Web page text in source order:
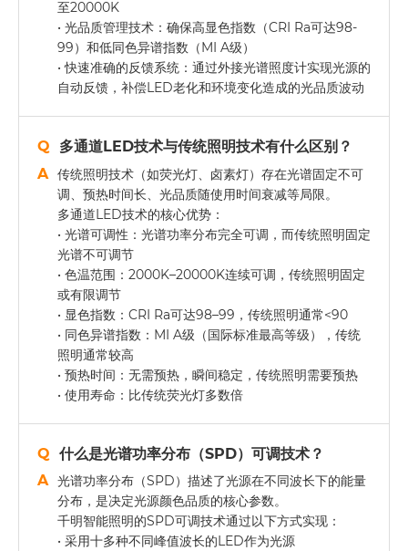
至20000K
• 光品质管理技术：确保高显色指数（CRI Ra可达98-
99）和低同色异谱指数（MI A级）
• 快速准确的反馈系统：通过外接光谱照度计实现光源的
自动反馈，补偿LED老化和环境变化造成的光品质波动
多通道LED技术与传统照明技术有什么区别？
传统照明技术（如荧光灯、卤素灯）存在光谱固定不可
调、预热时间长、光品质随使用时间衰减等局限。
多通道LED技术的核心优势：
• 光谱可调性：光谱功率分布完全可调，而传统照明固定
光谱不可调节
• 色温范围：2000K–20000K连续可调，传统照明固定
或有限调节
• 显色指数：CRI Ra可达98–99，传统照明通常<90
• 同色异谱指数：MI A级（国际标准最高等级），传统
照明通常较高
• 预热时间：无需预热，瞬间稳定，传统照明需要预热
• 使用寿命：比传统荧光灯多数倍
什么是光谱功率分布（SPD）可调技术？
光谱功率分布（SPD）描述了光源在不同波长下的能量
分布，是决定光源颜色品质的核心参数。
千明智能照明的SPD可调技术通过以下方式实现：
• 采用十多种不同峰值波长的LED作为光源